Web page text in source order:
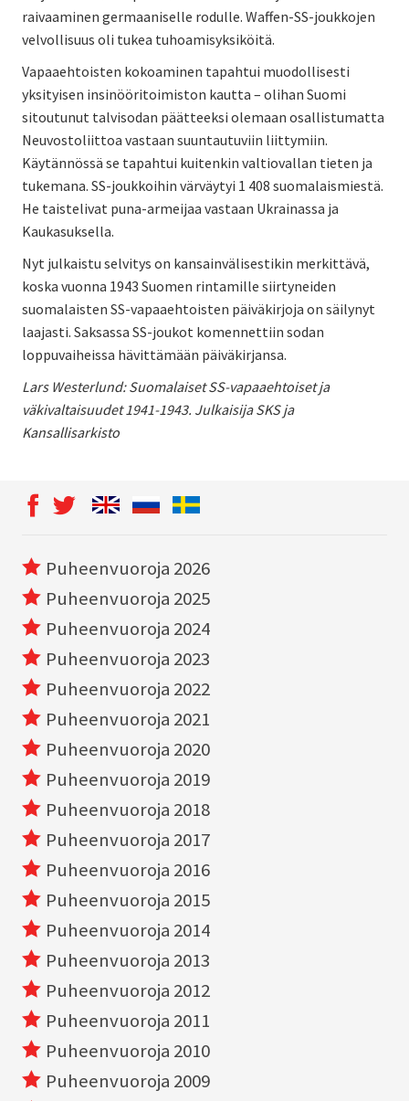
raivaaminen germaaniselle rodulle. Waffen-SS-joukkojen
velvollisuus oli tukea tuhoamisyksiköitä.
Vapaaehtoisten kokoaminen tapahtui muodollisesti
yksityisen insinööritoimiston kautta – olihan Suomi
sitoutunut talvisodan päätteeksi olemaan osallistumatta
Neuvostoliittoa vastaan suuntautuviin liittymiin.
Käytännössä se tapahtui kuitenkin valtiovallan tieten ja
tukemana. SS-joukkoihin värväytyi 1 408 suomalaismiestä.
He taistelivat puna-armeijaa vastaan Ukrainassa ja
Kaukasuksella.
Nyt julkaistu selvitys on kansainvälisestikin merkittävä,
koska vuonna 1943 Suomen rintamille siirtyneiden
suomalaisten SS-vapaaehtoisten päiväkirjoja on säilynyt
laajasti. Saksassa SS-joukot komennettiin sodan
loppuvaiheissa hävittämään päiväkirjansa.
Lars Westerlund: Suomalaiset SS-vapaaehtoiset ja
väkivaltaisuudet 1941-1943. Julkaisija SKS ja
Kansallisarkisto
Puheenvuoroja 2026
Puheenvuoroja 2025
Puheenvuoroja 2024
Puheenvuoroja 2023
Puheenvuoroja 2022
Puheenvuoroja 2021
Puheenvuoroja 2020
Puheenvuoroja 2019
Puheenvuoroja 2018
Puheenvuoroja 2017
Puheenvuoroja 2016
Puheenvuoroja 2015
Puheenvuoroja 2014
Puheenvuoroja 2013
Puheenvuoroja 2012
Puheenvuoroja 2011
Puheenvuoroja 2010
Puheenvuoroja 2009